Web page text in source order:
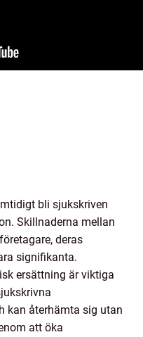
bli sjukskriven
Skillnaderna mellan
deras
signifikanta.
ersättning är viktiga
kan återhämta sig utan
att öka